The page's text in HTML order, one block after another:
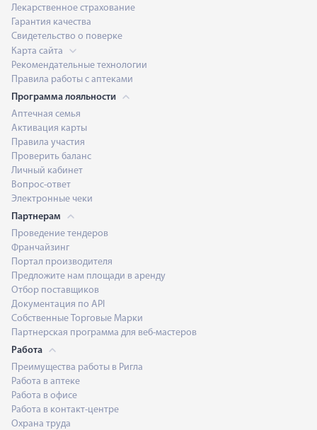
Лекарственное страхование
Гарантия качества
Свидетельство о поверке
Карта сайта
Рекомендательные технологии
Правила работы с аптеками
Программа лояльности
Аптечная семья
Активация карты
Правила участия
Проверить баланс
Личный кабинет
Вопрос-ответ
Электронные чеки
Партнерам
Проведение тендеров
Франчайзинг
Портал производителя
Предложите нам площади в аренду
Отбор поставщиков
Документация по API
Собственные Торговые Марки
Партнерская программа для веб-мастеров
Работа
Преимущества работы в Ригла
Работа в аптеке
Работа в офисе
Работа в контакт-центре
Охрана труда